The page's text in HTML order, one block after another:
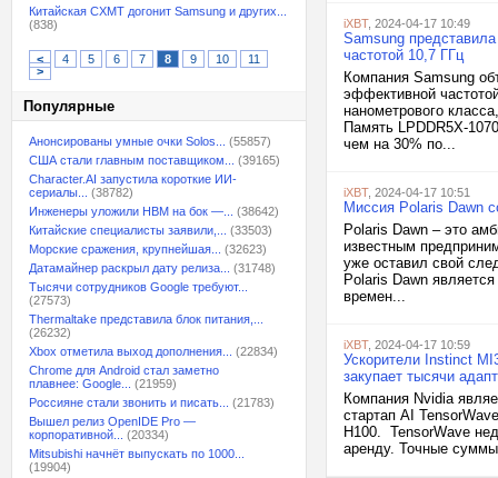
Китайская CXMT догонит Samsung и других...
(838)
< 4 5 6 7 8 9 10
11
>
Популярные
Анонсированы умные очки Solos...
(55857)
США стали главным поставщиком...
(39165)
Character.AI запустила короткие ИИ-
сериалы...
(38782)
Инженеры уложили HBM на бок —...
(38642)
Китайские специалисты заявили,...
(33503)
Морские сражения, крупнейшая...
(32623)
Датамайнер раскрыл дату релиза...
(31748)
Тысячи сотрудников Google требуют...
(27573)
Thermaltake представила блок питания,...
(26232)
Xbox отметила выход дополнения...
(22834)
Chrome для Android стал заметно
плавнее: Google...
(21959)
Россияне стали звонить и писать...
(21783)
Вышел релиз OpenIDE Pro —
корпоративной...
(20334)
Mitsubishi начнёт выпускать по 1000...
(19904)
iXBT, 2024-04-17 10:49
Samsung
частотой 10,7 ГГц
Компания Samsung
эффективной
нанометрового
Память LPDDR5X-
чем на 30% по...
iXBT, 2024-04-17 10:51
Миссия Polaris Dawn
Polaris Dawn – это
известным
уже оставил свой
Polaris Dawn
времен...
iXBT, 2024-04-17 10:59
Ускорители Instinct
закупает тысячи
Компания Nvidia
стартап AI
H100. TensorWave
аренду. Точные